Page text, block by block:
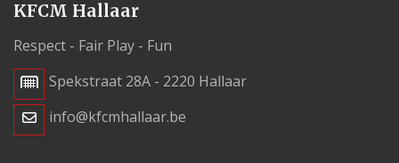
KFCM Hallaar
Respect - Fair Play - Fun
Spekstraat 28A - 2220 Hallaar
info@kfcmhallaar.be